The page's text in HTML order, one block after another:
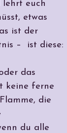
euch
etwas
ist der
– ist diese:
das
keine ferne
die
du alle